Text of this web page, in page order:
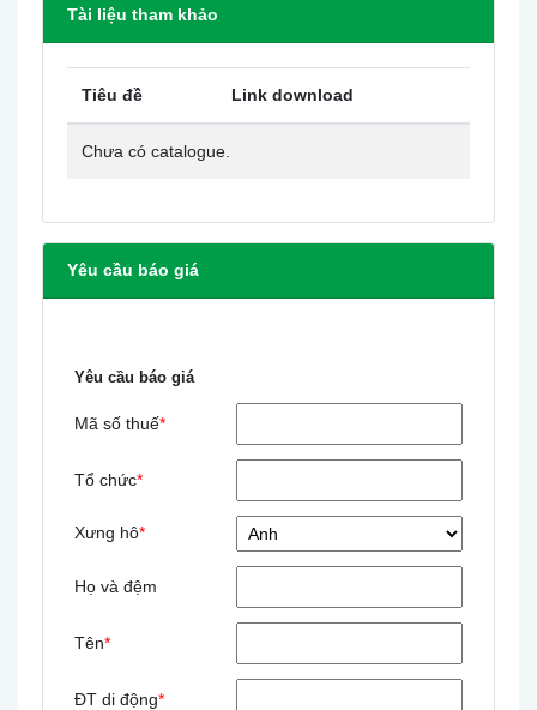
Tài liệu tham khảo
Tiêu đề Link download
Chưa có catalogue.
Yêu cầu báo giá
Yêu cầu báo giá
Mã số thuế*
Tổ chức*
Xưng hô*
Họ và đệm
Tên*
ĐT di động*